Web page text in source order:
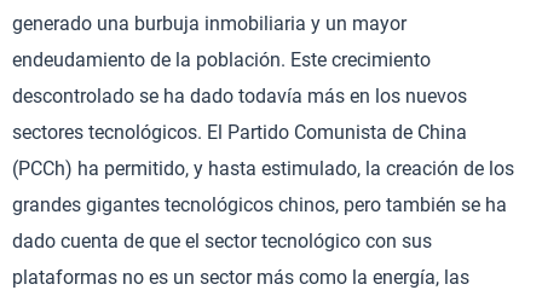
generado una burbuja inmobiliaria y un mayor
endeudamiento de la población. Este crecimiento
descontrolado se ha dado todavía más en los nuevos
sectores tecnológicos. El Partido Comunista de China
(PCCh) ha permitido, y hasta estimulado, la creación de los
grandes gigantes tecnológicos chinos, pero también se ha
dado cuenta de que el sector tecnológico con sus
plataformas no es un sector más como la energía, las